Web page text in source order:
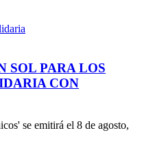
SOL PARA LOS
CON
se emitirá el 8 de agosto,